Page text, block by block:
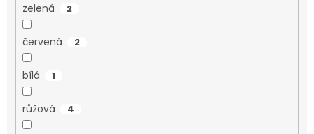
zelená 2
červená 2
bílá 1
růžová 4